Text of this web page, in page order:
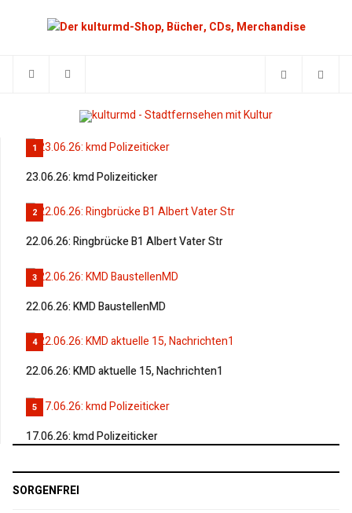
1
23.06.26: kmd Polizeiticker
2
22.06.26: Ringbrücke B1 Albert Vater Str
3
22.06.26: KMD BaustellenMD
4
22.06.26: KMD aktuelle 15, Nachrichten1
5
17.06.26: kmd Polizeiticker
SORGENFREI